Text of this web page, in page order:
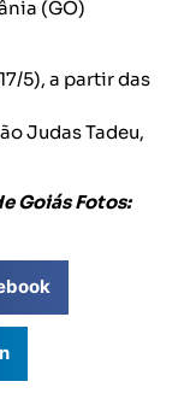
(GO)
5), a partir das
Judas Tadeu,
Goiás Fotos: